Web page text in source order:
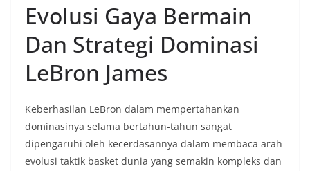
Evolusi Gaya Bermain
Dan Strategi Dominasi
LeBron James
Keberhasilan LeBron dalam mempertahankan
dominasinya selama bertahun-tahun sangat
dipengaruhi oleh kecerdasannya dalam membaca arah
evolusi taktik basket dunia yang semakin kompleks dan